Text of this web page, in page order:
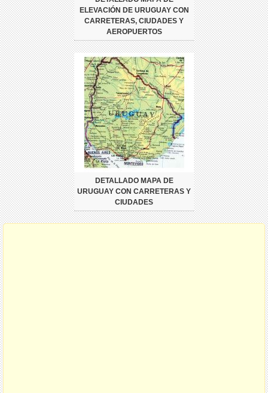
ELEVACIÓN DE URUGUAY CON
CARRETERAS, CIUDADES Y
AEROPUERTOS
DETALLADO MAPA DE
URUGUAY CON CARRETERAS Y
CIUDADES